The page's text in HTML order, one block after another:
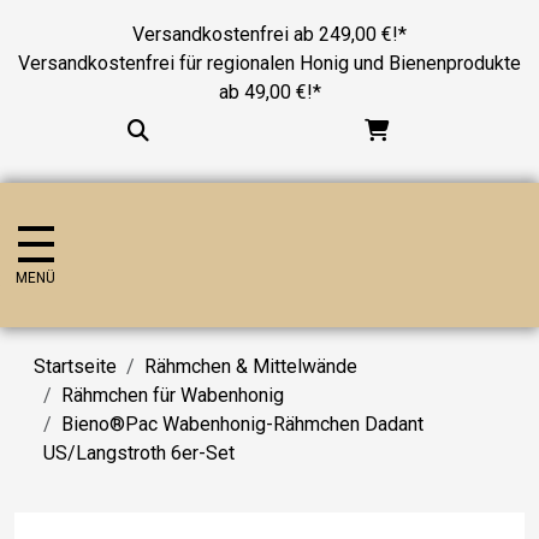
Versandkostenfrei ab 249,00 €!*
Versandkostenfrei für regionalen Honig und Bienenprodukte
ab 49,00 €!*
MENÜ
Startseite
Rähmchen & Mittelwände
Rähmchen für Wabenhonig
Bieno®Pac Wabenhonig-Rähmchen Dadant
US/Langstroth 6er-Set